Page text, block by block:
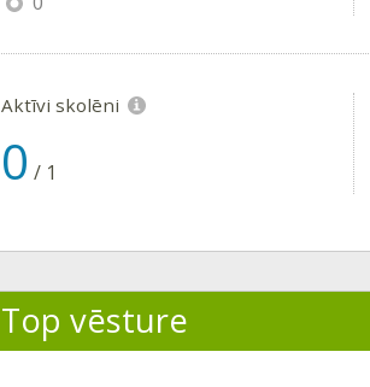
Aktīvi skolēni
0 / 1
Top vēsture